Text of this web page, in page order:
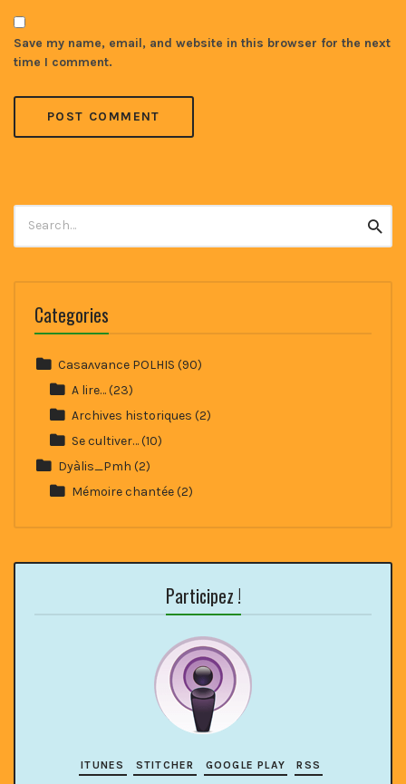
Save my name, email, and website in this browser for the next
time I comment.
for:
Categories
Casaʌvance POLHIS (90)
A lire…(23)
Archives historiques (2)
Se cultiver…(10)
Dyàlis_Pmh (2)
Mémoire chantée(2)
Participez !
ITUNES STITCHER GOOGLE PLAY RSS